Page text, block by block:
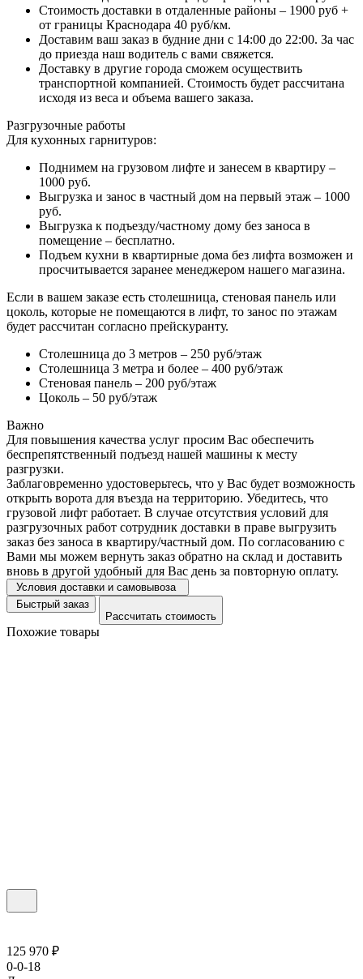
Стоимость доставки в отдаленные районы – 1900 руб +
от границы Краснодара 40 руб/км.
Доставим ваш заказ в будние дни с 14:00 до 22:00. За час
до приезда наш водитель с вами свяжется.
Доставку в другие города сможем осуществить
транспортной компанией. Стоимость будет рассчитана
исходя из веса и объема вашего заказа.
Разгрузочные работы
Для кухонных гарнитуров:
Поднимем на грузовом лифте и занесем в квартиру –
1000 руб.
Выгрузка и занос в частный дом на первый этаж – 1000
руб.
Выгрузка к подъезду/частному дому без заноса в
помещение – бесплатно.
Подъем кухни в квартирные дома без лифта возможен и
просчитывается заранее менеджером нашего магазина.
Если в вашем заказе есть столешница, стеновая панель или
цоколь, которые не помещаются в лифт, то занос по этажам
будет рассчитан согласно прейскуранту.
Столешница до 3 метров – 250 руб/этаж
Столешница 3 метра и более – 400 руб/этаж
Стеновая панель – 200 руб/этаж
Цоколь – 50 руб/этаж
Важно
Для повышения качества услуг просим Вас обеспечить
беспрепятственный подъезд нашей машины к месту
разгрузки.
Заблаговременно удостоверьтесь, что у Вас будет возможность
открыть ворота для въезда на территорию. Убедитесь, что
грузовой лифт работает. В случае отсутствия условий для
разгрузочных работ сотрудник доставки в праве выгрузить
заказ без заноса в квартиру/частный дом. По согласованию с
Вами мы можем вернуть заказ обратно на склад и доставить
вновь в другой удобный для Вас день за повторную оплату.
Условия доставки и самовывоза
Быстрый заказ
Рассчитать стоимость
Похожие товары
125 970 ₽
0-0-18